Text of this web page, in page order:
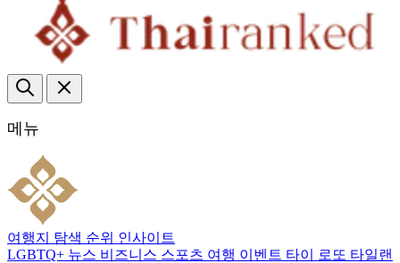
메뉴
여행지 탐색 순위 인사이트
LGBTQ+ 뉴스 비즈니스 스포츠 여행 이벤트 타이 로또 타일랜